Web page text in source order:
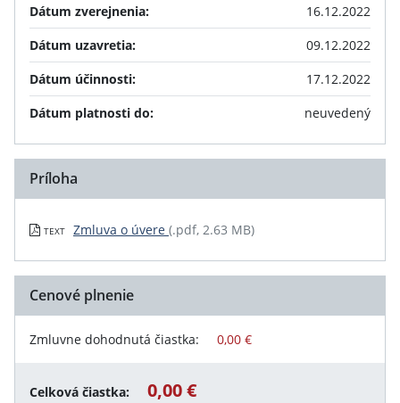
Dátum zverejnenia:
16.12.2022
Dátum uzavretia:
09.12.2022
Dátum účinnosti:
17.12.2022
Dátum platnosti do:
neuvedený
Príloha
TEXT Zmluva o úvere (.pdf, 2.63 MB)
Cenové plnenie
Zmluvne dohodnutá čiastka: 0,00 €
Celková čiastka: 0,00 €